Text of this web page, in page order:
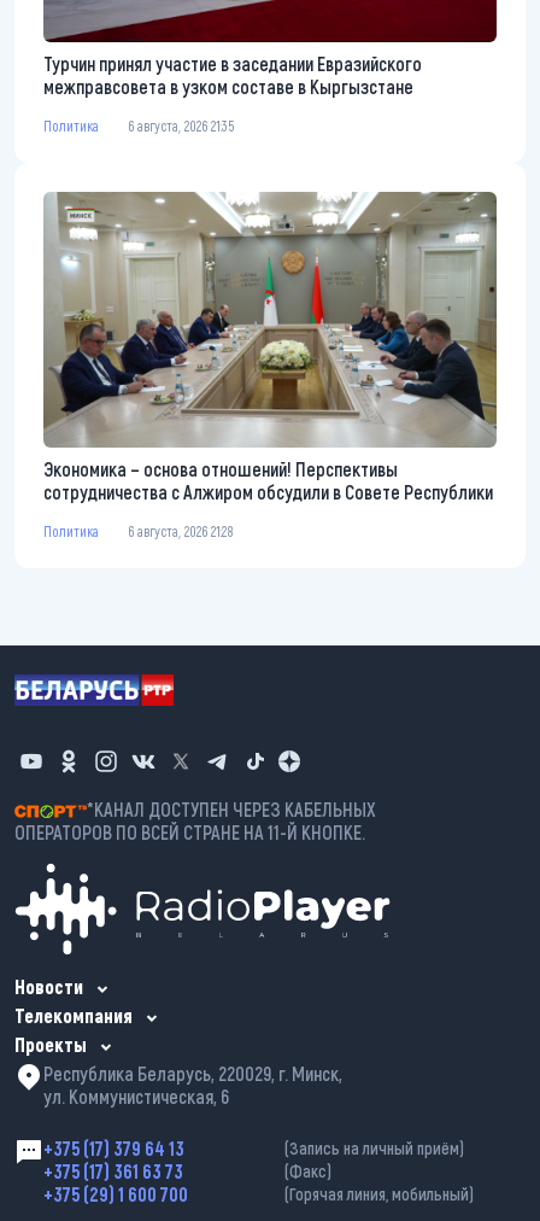
Турчин принял участие в заседании Евразийского
межправсовета в узком составе в Кыргызстане
Политика 6 августа, 2026 21:35
Экономика – основа отношений! Перспективы
сотрудничества с Алжиром обсудили в Совете Республики
Политика 6 августа, 2026 21:28
*КАНАЛ ДОСТУПЕН ЧЕРЕЗ КАБЕЛЬНЫХ
ОПЕРАТОРОВ ПО ВСЕЙ СТРАНЕ НА 11-Й КНОПКЕ.
Новости
Телекомпания
Проекты
Республика Беларусь, 220029, г. Минск,
ул. Коммунистическая, 6
+375 (17) 379 64 13 (Запись на личный приём)
+375 (17) 361 63 73 (Факс)
+375 (29) 1 600 700 (Горячая линия, мобильный)